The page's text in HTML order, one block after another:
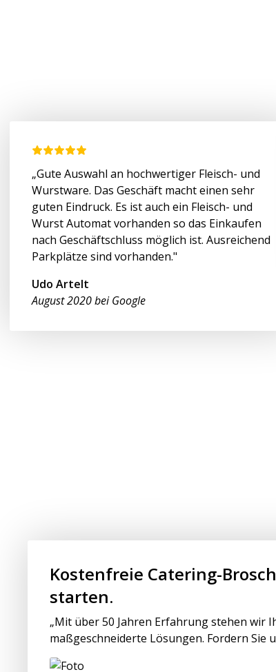
„Gute Auswahl an hochwertiger Fleisch- und
Wurstware. Das Geschäft macht einen sehr
guten Eindruck. Es ist auch ein Fleisch- und
Wurst Automat vorhanden so das Einkaufen
nach Geschäftschluss möglich ist. Ausreichend
Parkplätze sind vorhanden."
Udo Artelt
August 2020 bei Google
Kostenfreie Catering-
starten.
„Mit über 50 Jahren Erfahrung stehen wir
maßgeschneiderte Lösungen. Fordern Sie